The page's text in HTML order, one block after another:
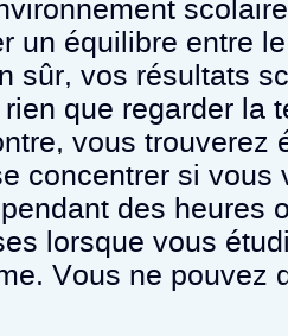
un équilibre entre
sûr, vos résultats
que regarder la
vous trouverez
concentrer si vous
des heures
lorsque vous
Vous ne pouvez